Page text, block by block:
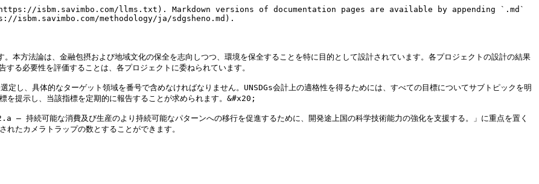
isbm.savimbo.com/llms.txt). Markdown versions of documentation pages are available by appending `.md`
methodology/ja/sdgsheno.md).
本方法論は、金融包摂および地域文化の保全を志向しつつ、環境を保全することを特に目的として設計されています。各プロジェクトの設計の結果
る必要性を評価することは、各プロジェクトに委ねられています。
定し、具体的なターゲット領域を番号で含めなければなりません。UNSDGs会計上の適格性を得るためには、すべての目標についてサブトピックを明
を提示し、当該指標を定期的に報告することが求められます。&#x20;
— 持続可能な消費及び生産のより持続可能なパターンへの移行を促進するために、開発途上国の科学技術能力の強化を支援する。」に重点を置く
たカメラトラップの数とすることができます。